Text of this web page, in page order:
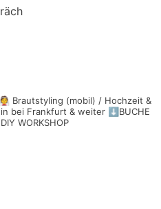
👰 Brautstyling (mobil) / Hochzeit &
bei Frankfurt & weiter ⬇️BUCHE
WORKSHOP